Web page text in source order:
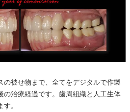
被せ物まで、全てをデジタルで作製
の治療経過です。歯周組織と人工生体
。